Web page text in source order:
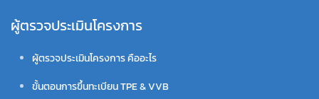
ผู้ตรวจประเมินโครงการ
ผู้ตรวจประเมินโครงการ คืออะไร
ขั้นตอนการขึ้นทะเบียน TPE & VVB